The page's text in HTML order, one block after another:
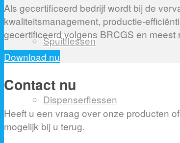
Spuitflessen
Dispenserflessen
Als gecertificeerd bedrijf wordt bij de
kwaliteitsmanagement, productie-
gecertificeerd volgens BRCGS en
Download nu
Contact nu
Heeft u een vraag over onze producten
mogelijk bij u terug.